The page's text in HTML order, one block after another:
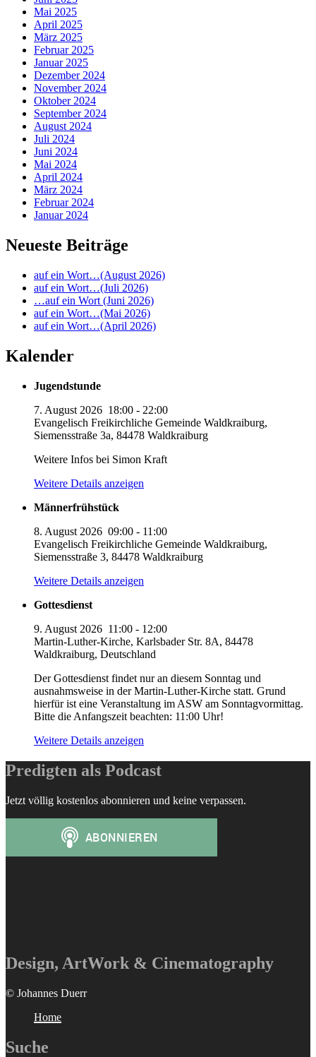
Mai 2025
April 2025
März 2025
Februar 2025
Januar 2025
Dezember 2024
November 2024
Oktober 2024
September 2024
August 2024
Juli 2024
Juni 2024
Mai 2024
April 2024
März 2024
Februar 2024
Januar 2024
Neueste Beiträge
auf ein Wort…(August 2026)
auf ein Wort…(Juli 2026)
…auf ein Wort (Juni 2026)
auf ein Wort…(Mai 2026)
auf ein Wort…(April 2026)
Kalender
Jugendstunde
7. August 2026 18:00 - 22:00
Evangelisch Freikirchliche Gemeinde Waldkraiburg,
Siemensstraße 3a, 84478 Waldkraiburg
Weitere Infos bei Simon Kraft
Weitere Details anzeigen
Männerfrühstück
8. August 2026 09:00 - 11:00
Evangelisch Freikirchliche Gemeinde Waldkraiburg,
Siemensstraße 3, 84478 Waldkraiburg
Weitere Details anzeigen
Gottesdienst
9. August 2026 11:00 - 12:00
Martin-Luther-Kirche, Karlsbader Str. 8A, 84478
Waldkraiburg, Deutschland
Der Gottesdienst findet nur an diesem Sonntag und
ausnahmsweise in der Martin-Luther-Kirche statt. Grund
hierfür ist eine Veranstaltung im ASW am Sonntagvormittag.
Bitte die Anfangszeit beachten: 11:00 Uhr!
Weitere Details anzeigen
Predigten als Podcast
Jetzt völlig kostenlos abonnieren und keine verpassen.
Design, ArtWork & Cinematography
© Johannes Duerr
Home
Suche